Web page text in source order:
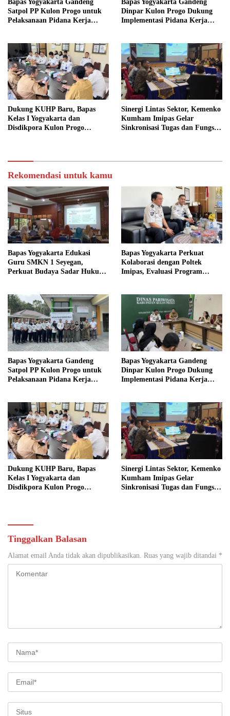
Bapas Yogyakarta Gandeng
Satpol PP Kulon Progo untuk
Pelaksanaan Pidana Kerja
Bapas Yogyakarta Gandeng
Dinpar Kulon Progo Dukung
Implementasi Pidana Kerja
Dukung KUHP Baru, Bapas
Kelas I Yogyakarta dan
Disdikpora Kulon Progo
Sinergi Lintas Sektor, Kemenko
Kumham Imipas Gelar
Sinkronisasi Tugas dan Fungsi
Rekomendasi untuk kamu
Bapas Yogyakarta Edukasi
Guru SMKN 1 Seyegan,
Perkuat Budaya Sadar Hukum
Bapas Yogyakarta Perkuat
Kolaborasi dengan Poltek
Imipas, Evaluasi Program
Bapas Yogyakarta Gandeng
Satpol PP Kulon Progo untuk
Pelaksanaan Pidana Kerja
Bapas Yogyakarta Gandeng
Dinpar Kulon Progo Dukung
Implementasi Pidana Kerja
Dukung KUHP Baru, Bapas
Kelas I Yogyakarta dan
Disdikpora Kulon Progo
Sinergi Lintas Sektor, Kemenko
Kumham Imipas Gelar
Sinkronisasi Tugas dan Fungsi
Tinggalkan Balasan
Alamat email Anda tidak akan dipublikasikan. Ruas yang wajib ditandai *